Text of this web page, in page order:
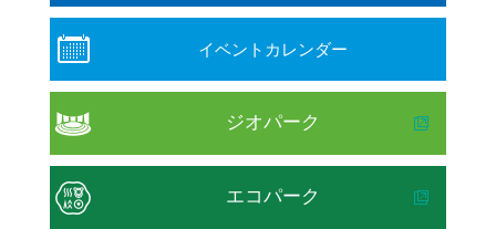
イベントカレンダー
ジオパーク
エコパーク